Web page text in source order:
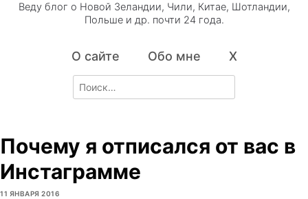
Веду блог о Новой Зеландии, Чили, Китае, Шотландии,
Польше и др. почти 24 года.
О сайте Обо мне X
Search
for:
Почему я отписался от вас в
Инстаграмме
11 ЯНВАРЯ 2016